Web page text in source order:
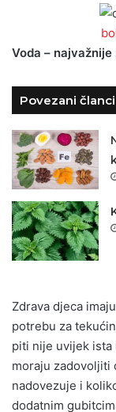
Voda – najvažnije
Povezani članci
Zdrava djeca
potrebu za
piti nije uvijek ista
moraju zadovoljiti
nadovezuje i
dodatnim